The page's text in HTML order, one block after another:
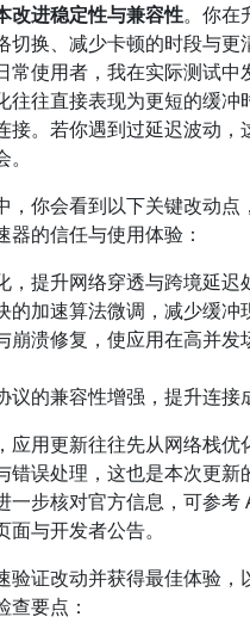
改进稳定性与兼容性。你在
切换、减少卡顿的时段与更
常使用者，我在实际测试中
往往直接表现为更短的缓冲
接。若你遇到过延迟波动，
，你会看到以下关键改动点
器的信任与使用体验：
，提升网络穿透与跨境延迟
的加速算法微调，减少缓冲
崩溃修复，使应用在高并发
议的兼容性增强，提升连接
应用更新往往先从网络栈优
错误处理，这也是本次更新
一步核对官方信息，可参
与开发者公告。
验证改动并获得最佳体验，
查要点：